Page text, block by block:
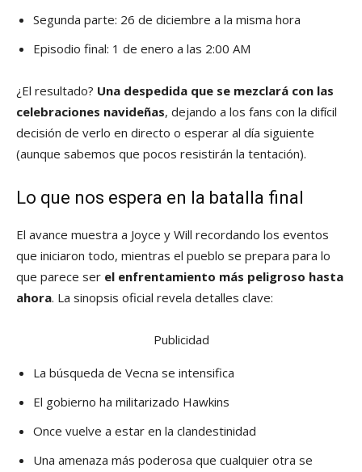
Segunda parte: 26 de diciembre a la misma hora
Episodio final: 1 de enero a las 2:00 AM
¿El resultado? Una despedida que se mezclará con las
celebraciones navideñas, dejando a los fans con la difícil
decisión de verlo en directo o esperar al día siguiente
(aunque sabemos que pocos resistirán la tentación).
Lo que nos espera en la batalla final
El avance muestra a Joyce y Will recordando los eventos
que iniciaron todo, mientras el pueblo se prepara para lo
que parece ser el enfrentamiento más peligroso hasta
ahora. La sinopsis oficial revela detalles clave:
Publicidad
La búsqueda de Vecna se intensifica
El gobierno ha militarizado Hawkins
Once vuelve a estar en la clandestinidad
Una amenaza más poderosa que cualquier otra se